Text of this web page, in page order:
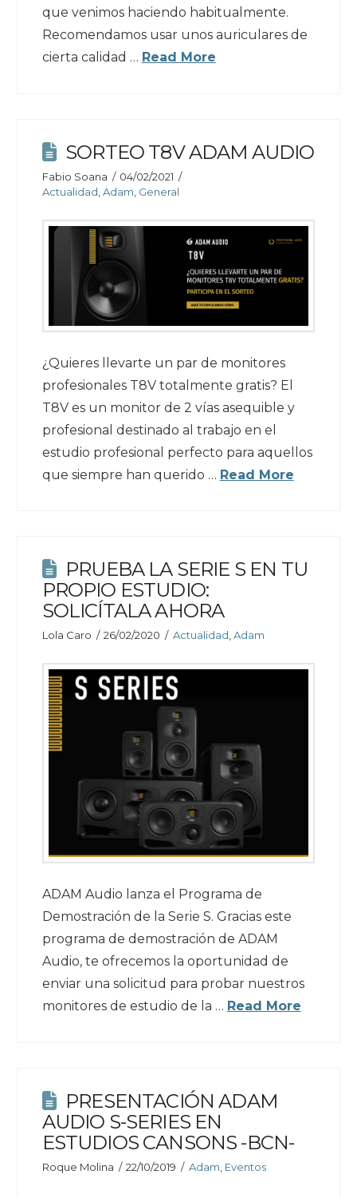
que venimos haciendo habitualmente.
Recomendamos usar unos auriculares de
cierta calidad … Read More
SORTEO T8V ADAM AUDIO
Fabio Soana
04/02/2021
Actualidad Adam General
¿Quieres llevarte un par de monitores
profesionales T8V totalmente gratis? El
T8V es un monitor de 2 vías asequible y
profesional destinado al trabajo en el
estudio profesional perfecto para aquellos
que siempre han querido … Read More
PRUEBA LA SERIE S EN TU
PROPIO ESTUDIO:
SOLICÍTALA AHORA
Lola Caro 26/02/2020 Actualidad ,Adam
ADAM Audio lanza el Programa de
Demostración de la Serie S. Gracias este
programa de demostración de ADAM
Audio, te ofrecemos la oportunidad de
enviar una solicitud para probar nuestros
monitores de estudio de la … Read More
PRESENTACIÓN ADAM
AUDIO S-SERIES EN
ESTUDIOS CANSONS -BCN-
Roque Molina 22/10/2019 Adam Eventos